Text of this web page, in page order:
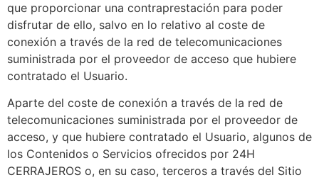
que proporcionar una contraprestación para poder
disfrutar de ello, salvo en lo relativo al coste de
conexión a través de la red de telecomunicaciones
suministrada por el proveedor de acceso que hubiere
contratado el Usuario.
Aparte del coste de conexión a través de la red de
telecomunicaciones suministrada por el proveedor de
acceso, y que hubiere contratado el Usuario, algunos de
los Contenidos o Servicios ofrecidos por 24H
CERRAJEROS o, en su caso, terceros a través del Sitio